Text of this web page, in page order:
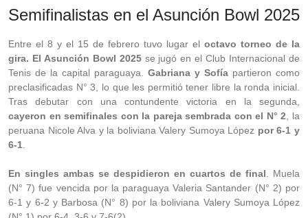
Semifinalistas en el Asunción Bowl 2025
Entre el 8 y el 15 de febrero tuvo lugar el octavo torneo de la
gira. El Asunción Bowl 2025se jugó en el Club Internacional de
Tenis de la capital paraguaya. Gabriana y Sofía partieron como
preclasificadas N° 3, lo que les permitió tener libre la ronda inicial.
Tras debutar con una contundente victoria en la segunda,
cayeron en semifinales con la pareja sembrada con el N° 2 , la
peruana Nicole Alva y la boliviana Valery Sumoya López por 6-1 y
6-1
En singles ambas se despidieron en cuartos de final . Muela
(N° 7) fue vencida por la paraguaya Valeria Santander (N° 2) por
6-1 y 6-2 y Barbosa (N° 8) por la boliviana Valery Sumoya López